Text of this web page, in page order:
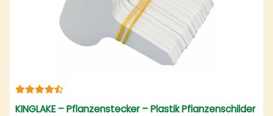
KINGLAKE – Pflanzenstecker – Plastik Pflanzenschilder